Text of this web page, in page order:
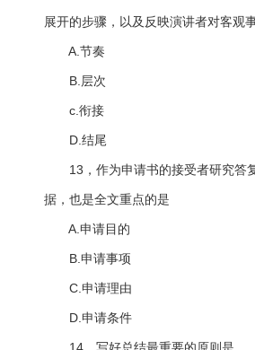
展开的步骤，以及反映演讲者对客观
A.节奏
B.层次
c.衔接
D.结尾
13，作为申请书的接受者研究答
据，也是全文重点的是
A.申请目的
B.申请事项
C.申请理由
D.申请条件
14，写好总结最重要的原则是